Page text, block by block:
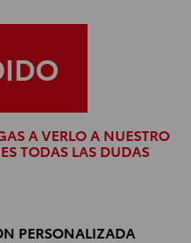
A VERLO A NUESTRO
TODAS LAS DUDAS
PERSONALIZADA